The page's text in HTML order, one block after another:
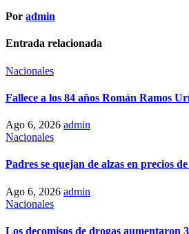
Por admin
Entrada relacionada
Nacionales
Fallece a los 84 años Román Ramos
Ago 6, 2026 admin
Nacionales
Padres se quejan de alzas en precios
Ago 6, 2026 admin
Nacionales
Los decomisos de drogas aumentaron